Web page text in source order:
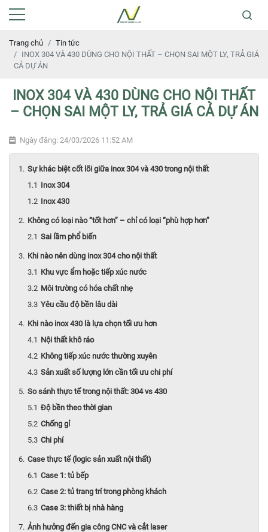
Trang chủ
Tin tức
IN OX 304 VÀ 430 DÙNG CHO NỘI THẤT – CHỌN SAI MỘT LY, TRẢ GIÁ
CẢ DỰ ÁN
IN OX 304 VÀ 430 DÙNG CHO NỘI THẤT
– CHỌN SAI MỘT LY, TRẢ GIÁ CẢ DỰ ÁN
Ngày đăng: 24/03/2026 11:52 AM
Sự khác biệt cốt lõi giữa inox 304 và 430 trong nội thất
Inox 304
Inox 430
Không có loại nào “tốt hơn” – chỉ có loại “phù hợp hơn”
Sai lầm phổ biến
Khi nào nên dùng inox 304 cho nội thất
Khu vực ẩm hoặc tiếp xúc nước
Môi trường có hóa chất nhẹ
Yêu cầu độ bền lâu dài
Khi nào inox 430 là lựa chọn tối ưu hơn
Nội thất khô ráo
Không tiếp xúc nước thường xuyên
Sản xuất số lượng lớn cần tối ưu chi phí
So sánh thực tế trong nội thất: 304 vs 430
Độ bền theo thời gian
Chống gỉ
Chi phí
Case thực tế (logic sản xuất nội thất)
Case 1: tủ bếp
Case 2: tủ trang trí trong phòng khách
Case 3: thiết bị nhà hàng
Ảnh hưởng đến gia công CNC và cắt laser